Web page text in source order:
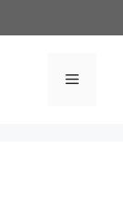
Menü